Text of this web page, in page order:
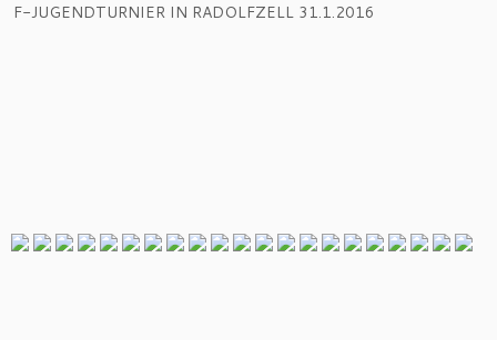
F-JUGENDTURNIER IN RADOLFZELL 31.1.2016